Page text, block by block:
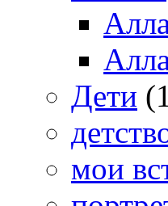
Дети
мои